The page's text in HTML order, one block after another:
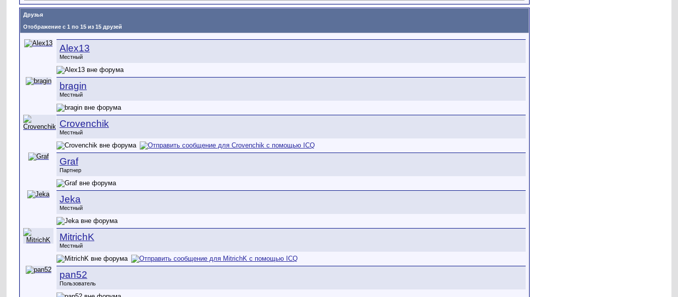
Друзья
Отображение с 1 по 15 из 15 друзей
Alex13
Местный
bragin
Местный
Crovenchik
Местный
Graf
Партнер
Jeka
Местный
MitrichK
Местный
pan52
Пользователь